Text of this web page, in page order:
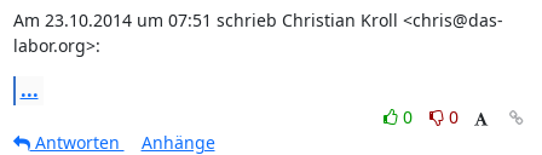
Am 23.10.2014 um 07:51 schrieb Christian Kroll <chris@das-
labor.org>:
...
0
0
Antworten
Anhänge